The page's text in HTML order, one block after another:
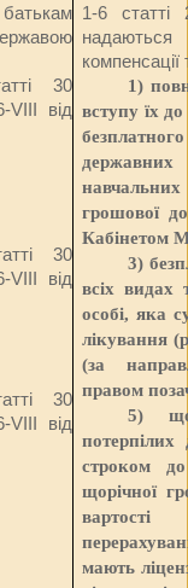
30
від
30
від
30
від
1-6 статті
компенсації
1)
вступу їх
грошової
Кабінетом
3)
всіх видах
особі, яка
лікування
(за
правом
5)
потерпілих
строком
щорічної
вартості
мають